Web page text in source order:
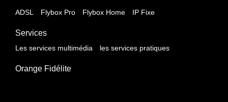
ADSL Flybox Pro Flybox Home IP Fixe
Services
Les services multimédia les services pratiques
Orange Fidélite